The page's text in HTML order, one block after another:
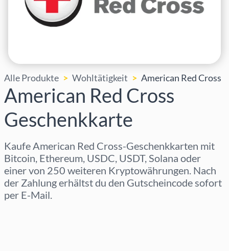
Alle Produkte Wohltätigkeit American Red Cross
American Red Cross
Geschenkkarte
Kaufe American Red Cross-Geschenkkarten mit
Bitcoin, Ethereum, USDC, USDT, Solana oder
einer von 250 weiteren Kryptowährungen. Nach
der Zahlung erhältst du den Gutscheincode sofort
per E-Mail.